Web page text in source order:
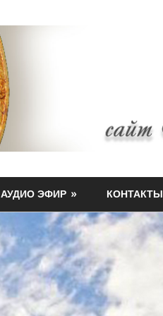
АУДИО ЭФИР КОНТАКТЫ